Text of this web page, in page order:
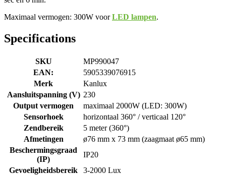
Maximaal vermogen: 300W voorLED lampen.
Specifications
SKU
MP990047
EAN:
5905339076915
Merk
Kanlux
Aansluitspanning (V) 230
Output vermogen
maximaal 2000W (LED: 300W)
Sensorhoek
horizontaal 360° / verticaal 120°
Zendbereik
5 meter (360°)
Afmetingen
ø76 mm x 73 mm (zaagmaat ø65 mm)
Beschermingsgraad
(IP)
IP20
Gevoeligheidsbereik
3-2000 Lux